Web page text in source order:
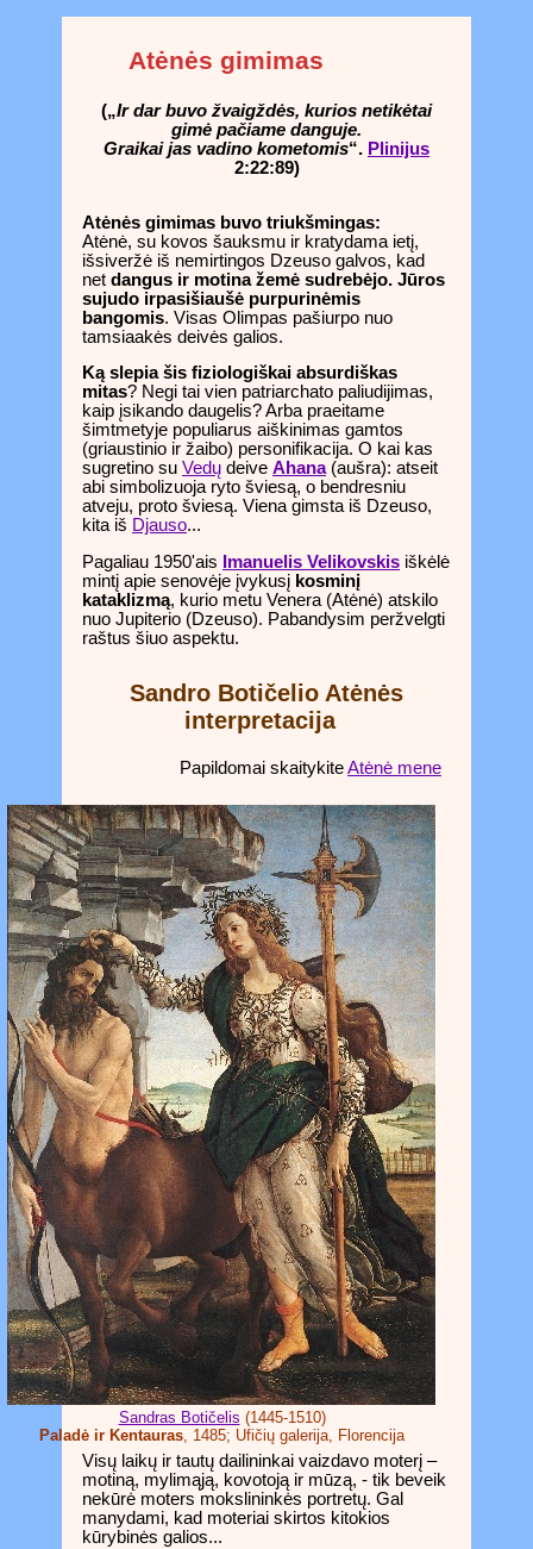
Atėnės gimimas
(„Ir dar buvo žvaigždės, kurios netikėtai
gimė pačiame danguje.
Graikai jas vadino kometomis“. Plinijus
2:22:89)
Atėnės gimimas buvo triukšmingas:
Atėnė, su kovos šauksmu ir kratydama ietį,
išsiveržė iš nemirtingos Dzeuso galvos, kad
net dangus ir motina žemė sudrebėjo. Jūros
sujudo irpasišiaušė purpurinėmis
bangomis. Visas Olimpas pašiurpo nuo
tamsiaakės deivės galios.
Ką slepia šis fiziologiškai absurdiškas
mitas? Negi tai vien patriarchato paliudijimas,
kaip įsikando daugelis? Arba praeitame
šimtmetyje populiarus aiškinimas gamtos
(griaustinio ir žaibo) personifikacija. O kai kas
sugretino su Vedų deive Ahana(aušra): atseit
abi simbolizuoja ryto šviesą, o bendresniu
atveju, proto šviesą. Viena gimsta iš Dzeuso,
kita iš Djauso...
Pagaliau 1950'ais
Imanuelis Velikovskis iškėlė
mintį apie senovėje įvykusį kosminį
kataklizmą, kurio metu Venera (Atėnė) atskilo
nuo Jupiterio (Dzeuso). Pabandysim peržvelgti
raštus šiuo aspektu.
Sandro Botičelio Atėnės
interpretacija
Papildomai skaitykiteAtėnė mene
Sandras Botičelis (1445-1510)
Paladė ir Kentauras, 1485; Ufičių galerija, Florencija
Visų laikų ir tautų dailininkai vaizdavo moterį –
motiną, mylimąją, kovotoją ir mūzą, - tik beveik
nekūrė moters mokslininkės portretų. Gal
manydami, kad moteriai skirtos kitokios
kūrybinės galios...